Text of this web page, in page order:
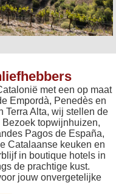
met een op maat
Empordà, Penedès en
Terra Alta, wij stellen de
topwijnhuizen,
Pagos de España,
Catalaanse keuken en
in boutique hotels in
de prachtige kust.
jouw onvergetelijke